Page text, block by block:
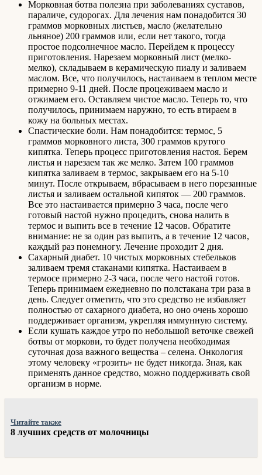
Морковная ботва полезна при заболеваниях суставов,
параличе, судорогах. Для лечения нам понадобится 30
граммов морковных листьев, масло (желательно
льняное) 200 граммов или, если нет такого, тогда
простое подсолнечное масло. Перейдем к процессу
приготовления. Нарезаем морковный лист (мелко-
мелко), складываем в керамическую пиалу и заливаем
маслом. Все, что получилось, настаиваем в теплом месте
примерно 9-11 дней. После процеживаем масло и
отжимаем его. Оставляем чистое масло. Теперь то, что
получилось, принимаем наружно, то есть втираем в
кожу на больных местах.
Спастические боли. Нам понадобится: термос, 5
граммов морковного листа, 300 граммов крутого
кипятка. Теперь процесс приготовления настоя. Берем
листья и нарезаем так же мелко. Затем 100 граммов
кипятка заливаем в термос, закрываем его на 5-10
минут. После открываем, вбрасываем в него порезанные
листья и заливаем остальной кипяток — 200 граммов.
Все это настаивается примерно 3 часа, после чего
готовый настой нужно процедить, снова налить в
термос и выпить все в течение 12 часов. Обратите
внимание: не за один раз выпить, а в течение 12 часов,
каждый раз понемногу. Лечение проходит 2 дня.
Сахарный диабет. 10 чистых морковных стебельков
заливаем тремя стаканами кипятка. Настаиваем в
термосе примерно 2-3 часа, после чего настой готов.
Теперь принимаем ежедневно по полстакана три раза в
день. Следует отметить, что это средство не избавляет
полностью от сахарного диабета, но оно очень хорошо
поддерживает организм, укрепляя иммунную систему.
Если кушать каждое утро по небольшой веточке свежей
ботвы от моркови, то будет получена необходимая
суточная доза важного вещества – селена. Онкология
этому человеку «грозить» не будет никогда. Зная, как
применять данное средство, можно поддерживать свой
организм в норме.
Читайте также
8 лучших средств от молочницы